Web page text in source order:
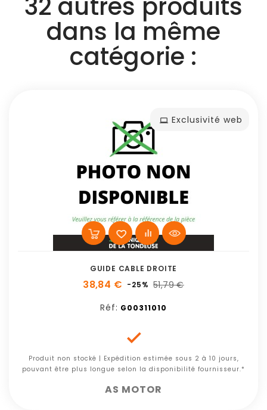
dans la même
catégorie :
Exclusivité web
GUIDE CABLE DROITE
38,84 € -25% 51,79 €
Réf: G00311010

Produit non stocké | Expédition estimée sous 2 à 10 jours,
pouvant être plus longue selon la disponibilité fournisseur.*
AS MOTOR